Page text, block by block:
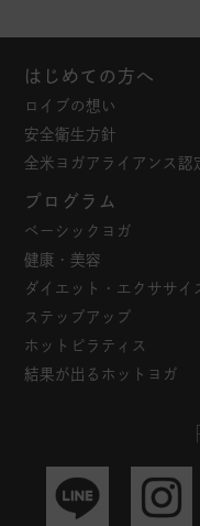
はじめての方へ
ロイブの想い
安全衛生方針
全米ヨガアライアンス認
プログラム
ベーシックヨガ
健康・美容
ダイエット・エクササイ
ステップアップ
ホットピラティス
結果が出るホットヨガ